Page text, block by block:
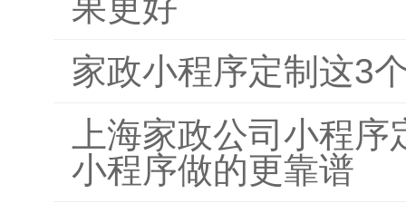
家政小程序定制这3
上海家政公司小程
小程序做的更靠谱